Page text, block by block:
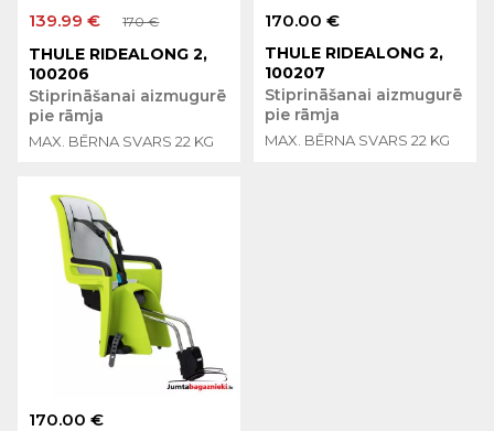
139.99 € 170 €
THULE RIDEALONG 2,
100206
Stiprināšanai aizmugurē
pie rāmja
MAX. BĒRNA SVARS 22 KG
170.00 €
THULE RIDEALONG 2,
100207
Stiprināšanai aizmugurē
pie rāmja
MAX. BĒRNA SVARS 22 KG
170.00 €